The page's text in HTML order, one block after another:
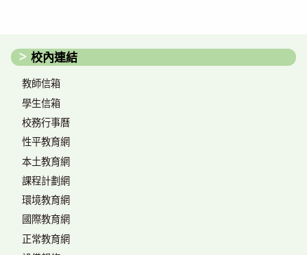
校內連結
教師信箱
學生信箱
校務行事曆
性平教育網
本土教育網
課程計劃網
環境教育網
國際教育網
正常教育網